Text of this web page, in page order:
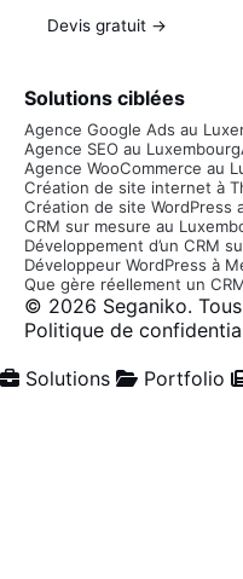
Devis gratuit →
Solutions ciblées
Agence Google Ads au
Agence SEO au Luxembourg
Agence WooCommerce au
Création de site internet à
Création de site WordPress
CRM sur mesure au
Développement d’un CRM
Développeur WordPress à
Que gère réellement un
© 2026 Seganiko.
Politique de
Solutions Portfolio